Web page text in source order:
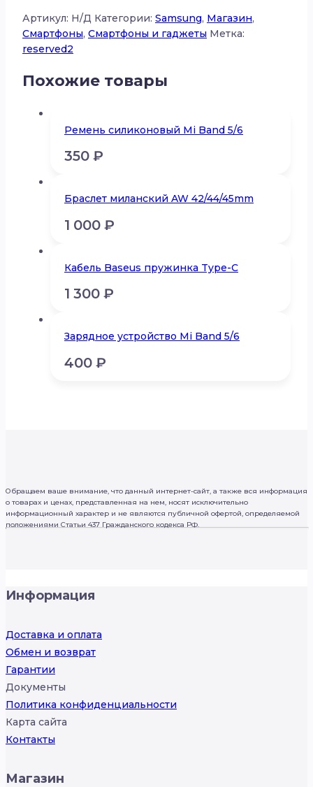
Артикул: Н/Д Категории: Samsung, Магазин,
Смартфоны, Смартфоны и гаджеты Метка:
reserved2
Похожие товары
Ремень силиконовый Mi Band 5/6
350 ₽
Браслет миланский AW 42/44/45mm
1 000 ₽
Кабель Baseus пружинка Type-C
1 300 ₽
Зарядное устройство Mi Band 5/6
400 ₽
Обращаем ваше внимание, что данный интернет-сайт, а также вся информация
о товарах и ценах, представленная на нем, носят исключительно
информационный характер и не являются публичной офертой, определяемой
положениями Статьи 437 Гражданского кодекса РФ.
Информация
Доставка и оплата
Обмен и возврат
Гарантии
Документы
Политика конфиденциальности
Карта сайта
Контакты
Магазин